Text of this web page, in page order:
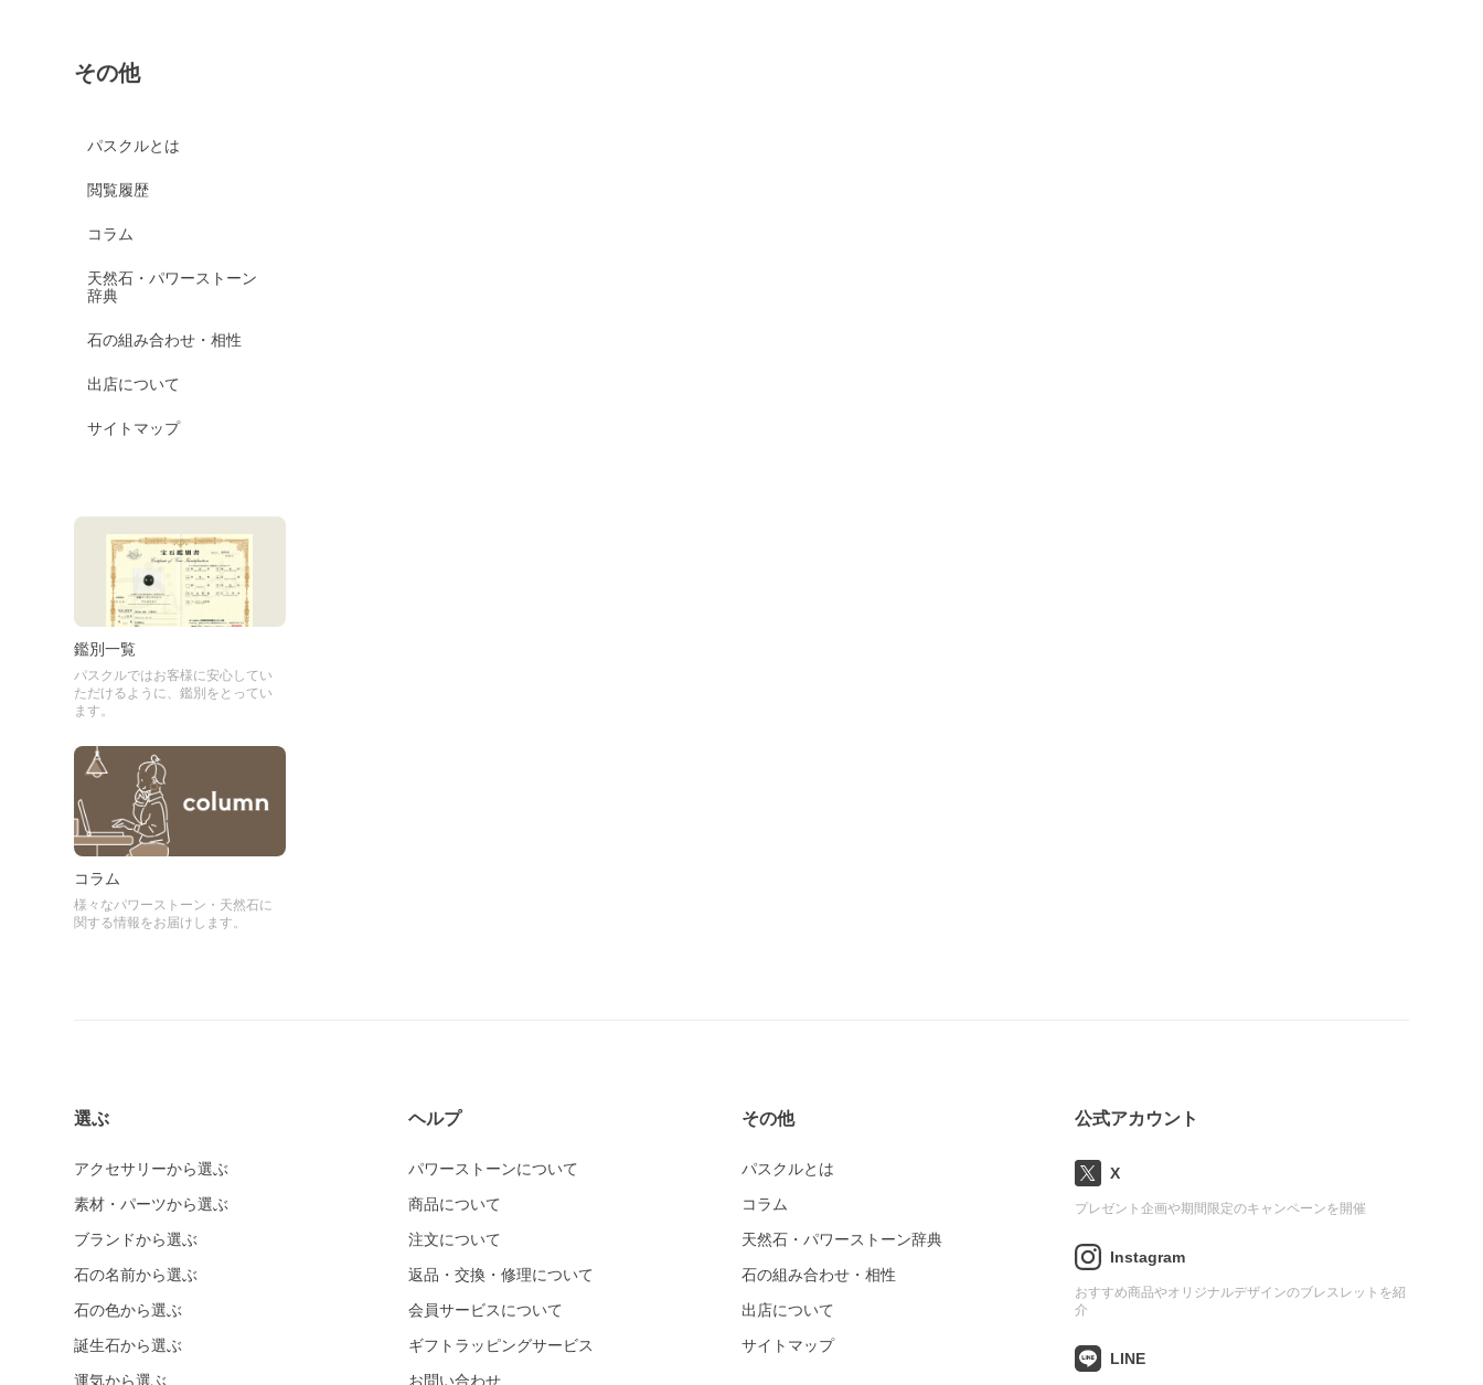
その他
パスクルとは
閲覧履歴
コラム
天然石・パワーストーン
辞典
石の組み合わせ・相性
出店について
サイトマップ
鑑別一覧
パスクルではお客様に安心してい
ただけるように、鑑別をとってい
ます。
コラム
様々なパワーストーン・天然石に
関する情報をお届けします。
選ぶ
アクセサリーから選ぶ
素材・パーツから選ぶ
ブランドから選ぶ
石の名前から選ぶ
石の色から選ぶ
誕生石から選ぶ
運気から選ぶ
ヘルプ
パワーストーンについて
商品について
注文について
返品・交換・修理について
会員サービスについて
ギフトラッピングサービス
お問い合わせ
その他
パスクルとは
コラム
天然石・パワーストーン辞典
石の組み合わせ・相性
出店について
サイトマップ
公式アカウント
X
プレゼント企画や期間限定のキャンペーンを開催
Instagram
おすすめ商品やオリジナルデザインのブレスレットを紹
介
LINE